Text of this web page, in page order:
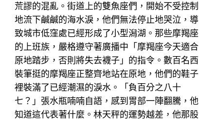
荒謬的混亂。街道上的雙魚座們，開始不受控制
地流下鹹鹹的海水淚，他們無法停止地哭泣，導
致城市低窪處已經形成了小型潟湖。那些摩羯座
的上班族，嚴格遵守著廣播中「摩羯座今天適合
原地踏步，否則將失去襪子」的指令。數百名西
裝筆挺的摩羯座正整齊地站在原地，他們的鞋子
裡裝滿了已經潮濕的淚水。「負百分之八十
七？」張水瓶喃喃自語，感到胃部一陣翻騰，他
知道這代表著什麼。林天秤的運勢越差，他那股